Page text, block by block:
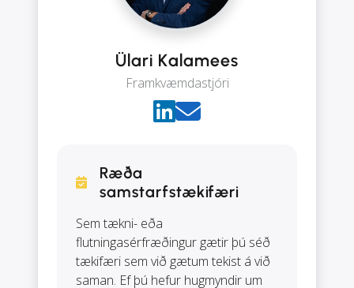
Ülari Kalamees
Framkvæmdastjóri
Ræða
samstarfstækifæri
Sem tækni- eða
flutningasérfræðingur gætir þú séð
tækifæri sem við gætum tekist á við
saman. Ef þú hefur hugmyndir um